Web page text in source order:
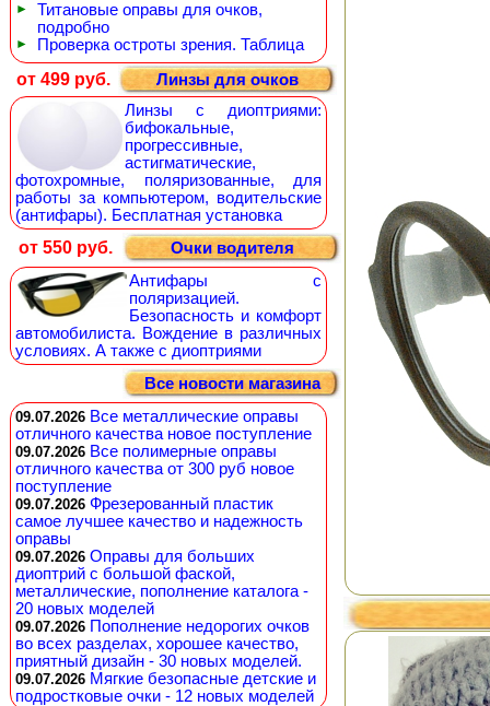
►
Титановые оправы для очков,
подробно
► Проверка остроты зрения. Таблица
от 499 руб.
Линзы для очков
Линзы с диоптриями:
бифокальные,
прогрессивные,
астигматические,
фотохромные, поляризованные, для
работы за компьютером, водительские
(антифары). Бесплатная установка
от 550 руб.
Очки водителя
Антифары с
поляризацией.
Безопасность и комфорт
автомобилиста. Вождение в различных
условиях. А также с диоптриями
Все новости магазина
09.07.2026 Все металлические оправы
отличного качества новое поступление
09.07.2026 Все полимерные оправы
отличного качества от 300 руб новое
поступление
09.07.2026 Фрезерованный пластик
самое лучшее качество и надежность
оправы
09.07.2026 Оправы для больших
диоптрий с большой фаской,
металлические, пополнение каталога -
20 новых моделей
09.07.2026 Пополнение недорогих очков
во всех разделах, хорошее качество,
приятный дизайн - 30 новых моделей.
09.07.2026 Мягкие безопасные детские и
подростковые очки - 12 новых моделей